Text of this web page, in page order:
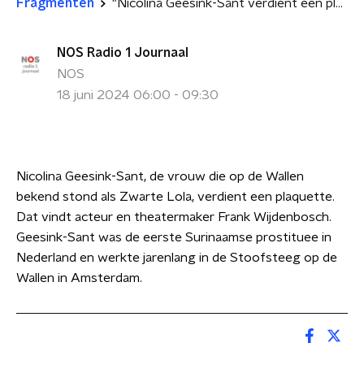
Fragmenten "Nicolina Geesink-Sant verdient een plaquette"
NOS Radio 1 Journaal
NOS
18 juni 2024 06:00 - 09:30
Nicolina Geesink-Sant, de vrouw die op de Wallen
bekend stond als Zwarte Lola, verdient een plaquette.
Dat vindt acteur en theatermaker Frank Wijdenbosch.
Geesink-Sant was de eerste Surinaamse prostituee in
Nederland en werkte jarenlang in de Stoofsteeg op de
Wallen in Amsterdam.